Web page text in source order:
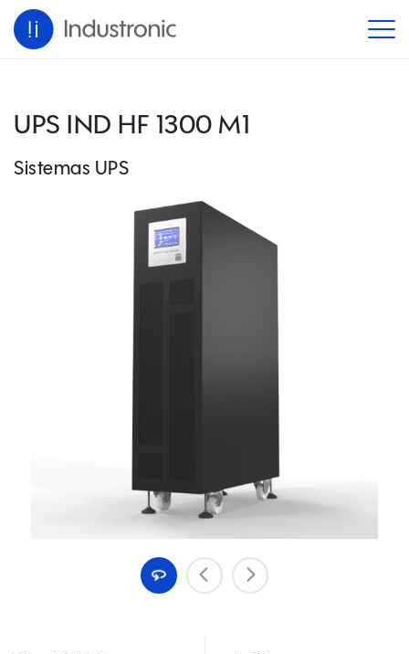
UPS IND HF 1300 M1
Sistemas UPS